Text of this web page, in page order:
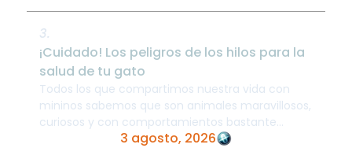
3.
¡Cuidado! Los peligros de los hilos para la
salud de tu gato
Todos los que compartimos nuestra vida con
mininos sabemos que son animales maravillosos,
curiosos y con comportamientos bastante
peculiares. Sin embargo, una de sus grandes ...
3 agosto, 2026